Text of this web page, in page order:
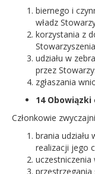
biernego i
władz
korzystania z
udziału w
przez
zgłaszania
14
Członkowie
brania udziału
realizacji jego
uczestniczenia
przestrzegania